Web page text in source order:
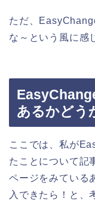
ただ、
な～という風に感
あるかどう
ここでは、私が
たことについて記
ページをみている
入できたら！と、